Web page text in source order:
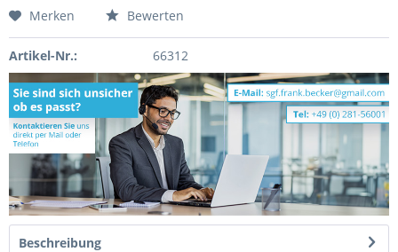
Merken Bewerten
Artikel-Nr.: 66312
Beschreibung